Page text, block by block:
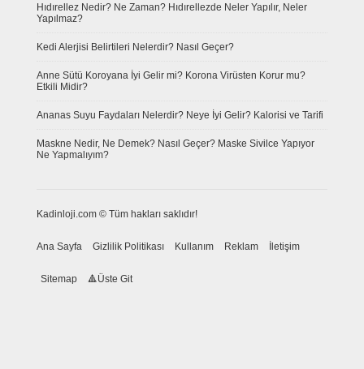
Hıdırellez Nedir? Ne Zaman? Hıdırellezde Neler Yapılır, Neler
Yapılmaz?
Kedi Alerjisi Belirtileri Nelerdir? Nasıl Geçer?
Anne Sütü Koroyana İyi Gelir mi? Korona Virüsten Korur mu?
Etkili Midir?
Ananas Suyu Faydaları Nelerdir? Neye İyi Gelir? Kalorisi ve Tarifi
Maskne Nedir, Ne Demek? Nasıl Geçer? Maske Sivilce Yapıyor
Ne Yapmalıyım?
Kadinloji.com © Tüm hakları saklıdır!
Ana Sayfa Gizlilik Politikası Kullanım Reklam İletişim
Sitemap Üste Git